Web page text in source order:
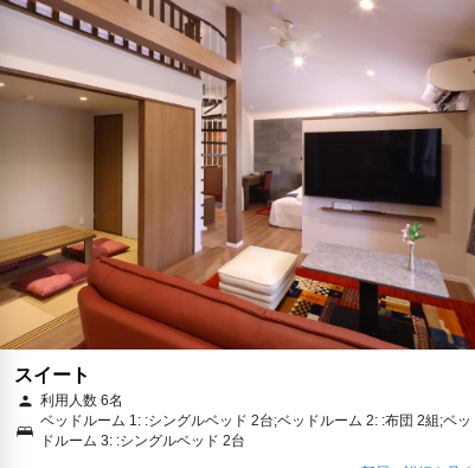
スイート
利用人数 6名
ベッドルーム 1: :シングルベッド 2台;ベッドルーム 2: :布団 2組;ベッ
ドルーム 3: :シングルベッド 2台